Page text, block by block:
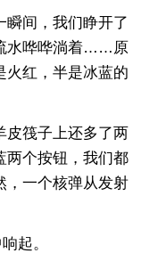
间，我们睁开了
水哗哗淌着……原
火红，半是冰蓝的
筏子上还多了两
两个按钮，我们都
，一个核弹从发射
起。